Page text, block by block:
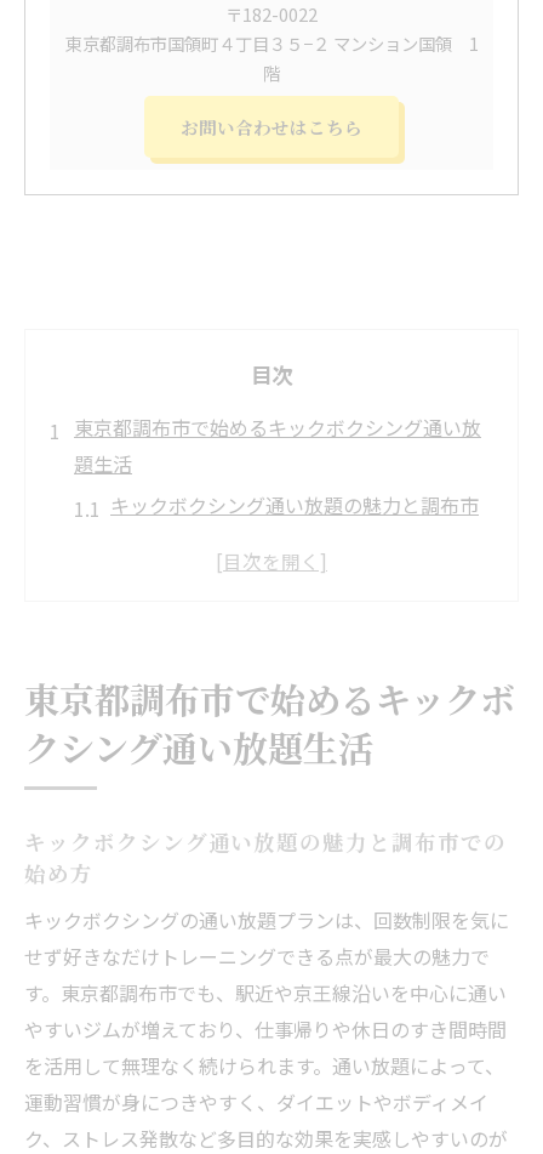
〒182-0022
東京都調布市国領町４丁目３５−２ マンション国領 1
階
お問い合わせはこちら
目次
東京都調布市で始めるキックボクシング通い放
題生活
キックボクシング通い放題の魅力と調布市
駅近ジムで叶える継続しやすいキックボク
クシング環境
キックボクシングで実感する健康効果と生
活の変化
ント解説
キックボクシング通い放題のメリットと選び方
キックボクシング通い放題で得られる経済
的な利点とは
初心者に最適なキックボクシング通い放題
プランの選び方
通いやすさ重視のキックボクシングジムの
見極め方
東京都調布市で始めるキックボ
クシング通い放題生活
キックボクシング通い放題の魅力と調布市での
始め方
キックボクシングの通い放題プランは、回数制限を気に
せず好きなだけトレーニングできる点が最大の魅力で
す。東京都調布市でも、駅近や京王線沿いを中心に通い
やすいジムが増えており、仕事帰りや休日のすき間時間
を活用して無理なく続けられます。通い放題によって、
運動習慣が身につきやすく、ダイエットやボディメイ
ク、ストレス発散など多目的な効果を実感しやすいのが